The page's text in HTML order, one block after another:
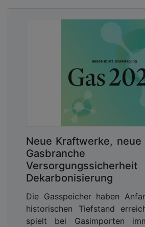
Neue Kraftwerke, neue
Gasbranche
Dekarbonisierung
Die Gasspeicher haben
historischen Tiefstand
spielt bei Gasimporten